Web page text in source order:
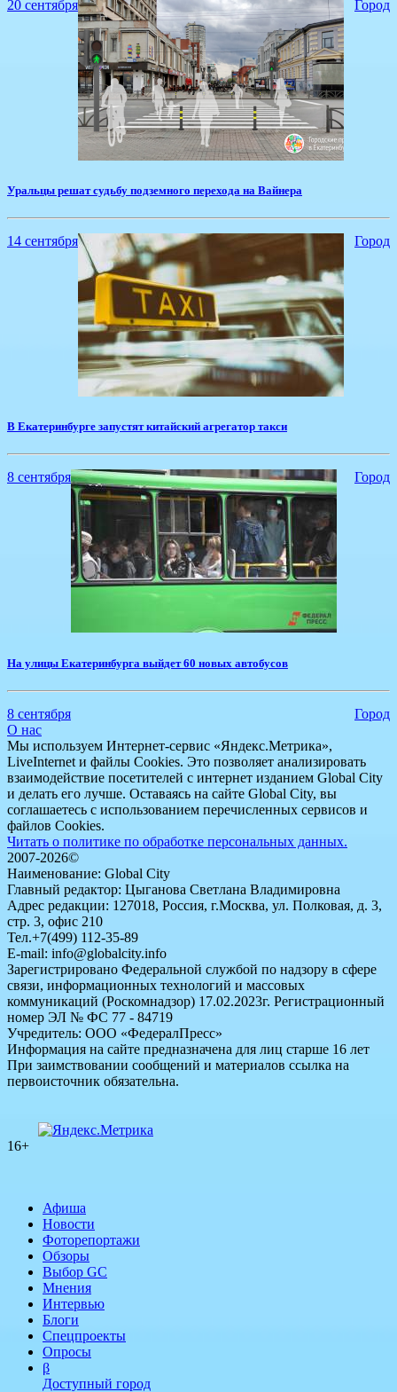
20 сентября Город
Уральцы решат судьбу подземного перехода на Вайнера
14 сентября Город
В Екатеринбурге запустят китайский агрегатор такси
8 сентября Город
На улицы Екатеринбурга выйдет 60 новых автобусов
8 сентября
Город
О нас
Мы используем Интернет-сервис «Яндекс.Метрика»,
LiveInternet и файлы Cookies. Это позволяет анализировать
взаимодействие посетителей с интернет изданием Global City
и делать его лучше. Оставаясь на сайте Global City, вы
соглашаетесь с использованием перечисленных сервисов и
файлов Cookies.
Читать о политике по обработке персональных данных.
2007-2026©
Наименование: Global City
Главный редактор: Цыганова Светлана Владимировна
Адрес редакции: 127018, Россия, г.Москва, ул. Полковая, д. 3,
стр. 3, офис 210
Тел.+7(499) 112-35-89
E-mail: info@globalcity.info
Зарегистрировано Федеральной службой по надзору в сфере
связи, информационных технологий и массовых
коммуникаций (Роскомнадзор) 17.02.2023г. Регистрационный
номер ЭЛ № ФС 77 - 84719
Учредитель: ООО «ФедералПресс»
Информация на сайте предназначена для лиц старше 16 лет
При заимствовании сообщений и материалов ссылка на
первоисточник обязательна.
16+
Афиша
Новости
Фоторепортажи
Обзоры
Выбор GC
Мнения
Интервью
Блоги
Спецпроекты
Опросы
β
Доступный город